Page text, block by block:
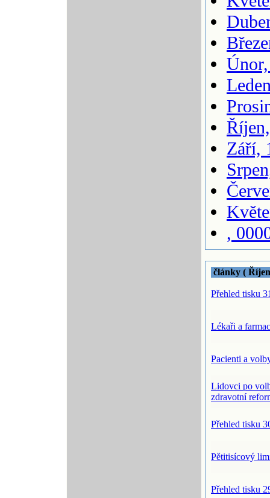
Září,
,
články (
Přehled tisku
Lékaři a
Pacienti a
Lidovci po
zdravotní
Přehled tisku
Pětitisícový
Přehled tisku